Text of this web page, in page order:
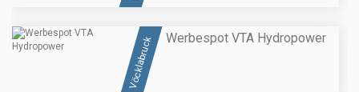
Vöcklabruck Werbespot VTA Hydropower